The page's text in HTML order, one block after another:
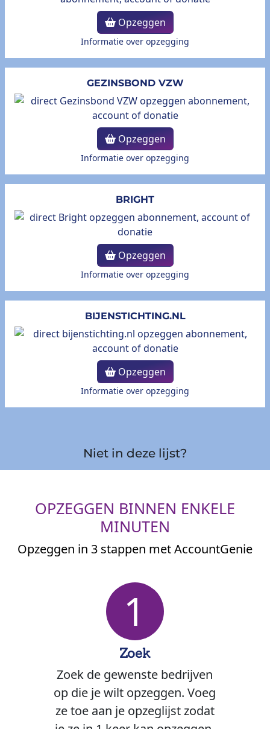
Opzeggen
Informatie over opzegging
GEZINSBOND VZW
Opzeggen
Informatie over opzegging
BRIGHT
Opzeggen
Informatie over opzegging
BIJENSTICHTING.NL
Opzeggen
Informatie over opzegging
Niet in deze lijst?
OPZEGGEN BINNEN ENKELE
MINUTEN
Opzeggen in 3 stappen met AccountGenie
1
Zoek
Zoek de gewenste bedrijven
op die je wilt opzeggen. Voeg
ze toe aan je opzeglijst zodat